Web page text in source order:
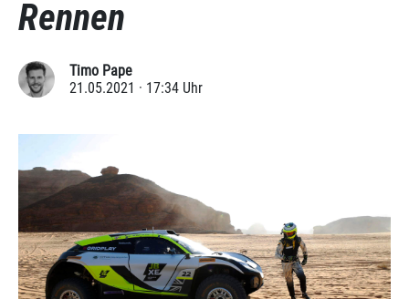
Rennen
Timo Pape
21.05.2021 · 17:34 Uhr